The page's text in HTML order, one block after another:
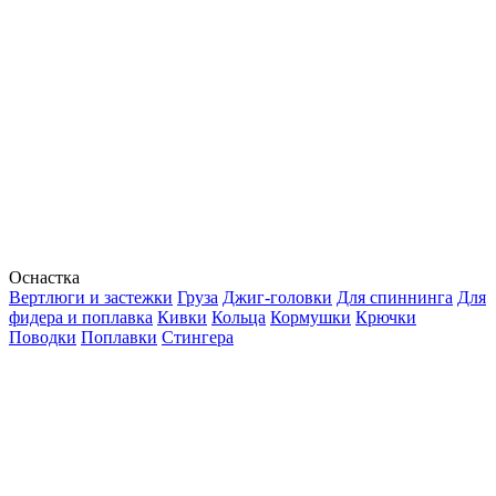
Оснастка
Вертлюги и застежки Груза Джиг-головки Для спиннинга Для
фидера и поплавка Кивки Кольца Кормушки Крючки
Поводки Поплавки Стингера